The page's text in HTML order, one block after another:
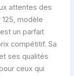
attentes des
modèle
un parfait
compétitif. Sa
ses qualités
ceux qui